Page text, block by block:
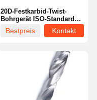
20D-Festkarbid-Twist-
Bohrgerät ISO-Standard
Bestpreis Kontakt